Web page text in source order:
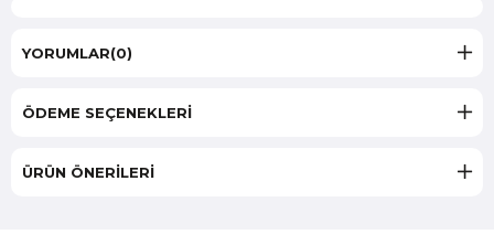
YORUMLAR(0)
ÖDEME SEÇENEKLERI
ÜRÜN ÖNERILERI